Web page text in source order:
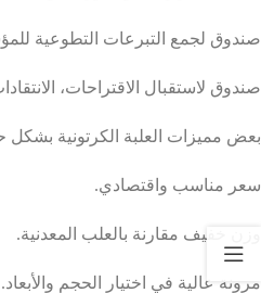
صندوق لجمع التبرعات التطوعية
صندوق لاستقبال الاقتراحات،
بعض مميزات العلبة الكرتونية بشكل
سعر مناسب واقتصادي.
وزن خفيف مقارنة بالعلب المعدنية.
مرونة عالية في اختيار الحجم والأبعاد.